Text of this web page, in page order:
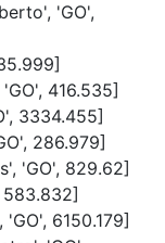
'GO',
416.535]
3334.455]
286.979]
'GO', 829.62]
6150.179]